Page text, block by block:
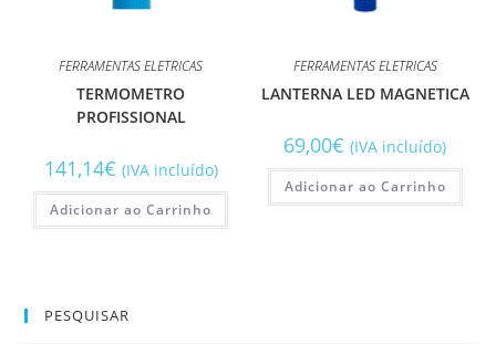
FERRAMENTAS ELETRICAS
TERMOMETRO
PROFISSIONAL
141,14€ (IVA incluído)
Adicionar ao Carrinho
FERRAMENTAS ELETRICAS
LANTERNA LED MAGNETICA
69,00€ (IVA incluído)
Adicionar ao Carrinho
PESQUISAR